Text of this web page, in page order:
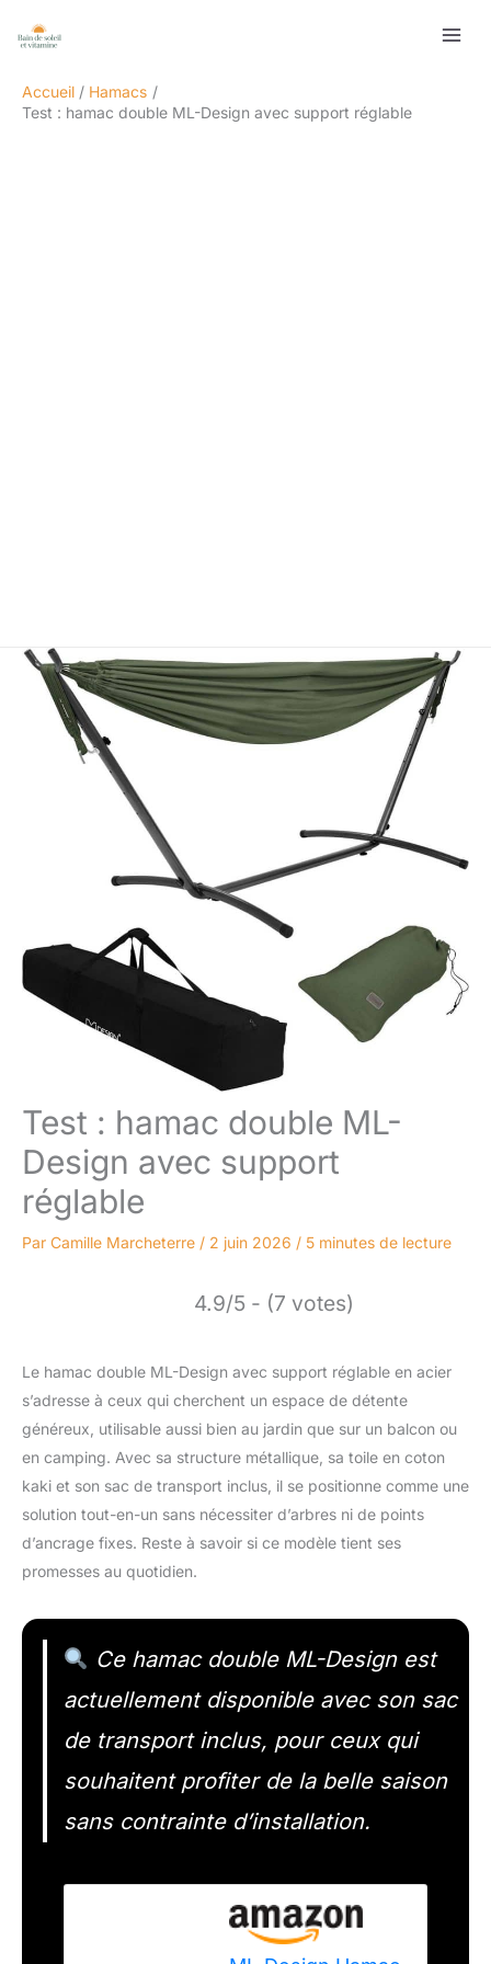
Accueil
Hamacs
Test : hamac double ML-Design avec support réglable
Test : hamac double ML-
Design avec support
réglable
Par Camille Marcheterre / 2 juin 2026 / 5 minutes de lecture
4.9/5 - (7 votes)
Le hamac double ML-Design avec support réglable en acier
s’adresse à ceux qui cherchent un espace de détente
généreux, utilisable aussi bien au jardin que sur un balcon ou
en camping. Avec sa structure métallique, sa toile en coton
kaki et son sac de transport inclus, il se positionne comme une
solution tout-en-un sans nécessiter d’arbres ni de points
d’ancrage fixes. Reste à savoir si ce modèle tient ses
promesses au quotidien.
Ce hamac double ML-Design est
actuellement disponible avec son sac
de transport inclus, pour ceux qui
souhaitent profiter de la belle saison
sans contrainte d’installation.